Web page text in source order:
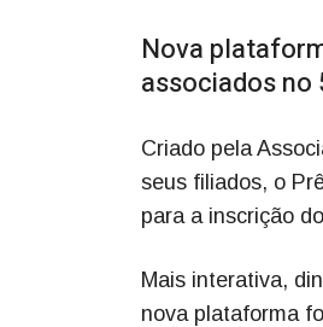
Nova
associados no
Criado pela
seus filiados, o
para a inscrição
Mais interativa,
nova plataforma